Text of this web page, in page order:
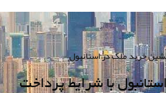
خرید ملک در استانبول
با شرایط پرداخت